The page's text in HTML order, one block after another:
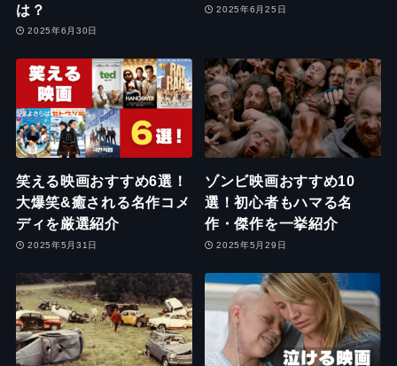
は？
2025年6月30日
2025年6月25日
笑える映画おすすめ6選！
大爆笑&癒される名作コメ
ディを厳選紹介
2025年5月31日
ゾンビ映画おすすめ10
選！初心者もハマる名
作・傑作を一挙紹介
2025年5月29日